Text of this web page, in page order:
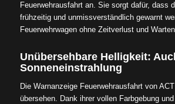
Feuerwehrausfahrt an. Sie sorgt dafür, dass
frühzeitig und unmissverständlich gewarnt
Feuerwehrwagen ohne Zeitverlust und
Unübersehbare Helligkeit:
Sonneneinstrahlung
Die Warnanzeige Feuerwehrausfahrt von
übersehen. Dank ihrer vollen Farbgebung